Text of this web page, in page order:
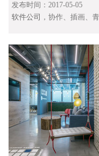
发布时间：2017-05-05
软件公司 ，协作、插画、